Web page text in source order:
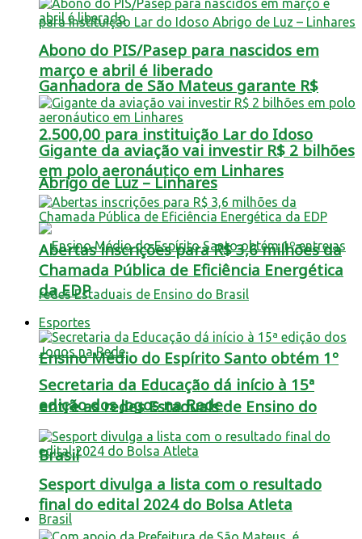
Ganhadora de São Mateus garante R$
2.500,00 para instituição Lar do Idoso
Abrigo de Luz – Linhares
Ensino Médio do Espírito Santo obtém 1º
entre as redes Estaduais de Ensino do
Brasil
Brasil
Abono do PIS/Pasep para nascidos em
março e abril é liberado
Gigante da aviação vai investir R$ 2 bilhões
em polo aeronáutico em Linhares
Abertas inscrições para R$ 3,6 milhões da
Chamada Pública de Eficiência Energética
da EDP
Esportes
Secretaria da Educação dá início à 15ª
edição dos Jogos na Rede
Sesport divulga a lista com o resultado
final do edital 2024 do Bolsa Atleta